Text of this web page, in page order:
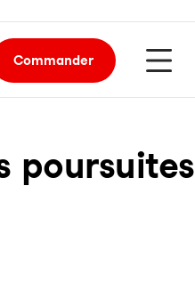
Commander
pour­sui­tes